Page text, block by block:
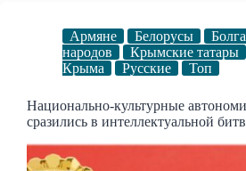
Армяне Белорусы
народов
Крымские татары
Крыма
Русские Топ
Национально-культурные
сразились в интеллектуальной